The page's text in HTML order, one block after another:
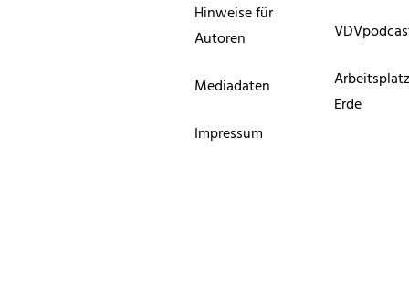
Hinweise für
Autoren
Mediadaten
Impressum
Erde